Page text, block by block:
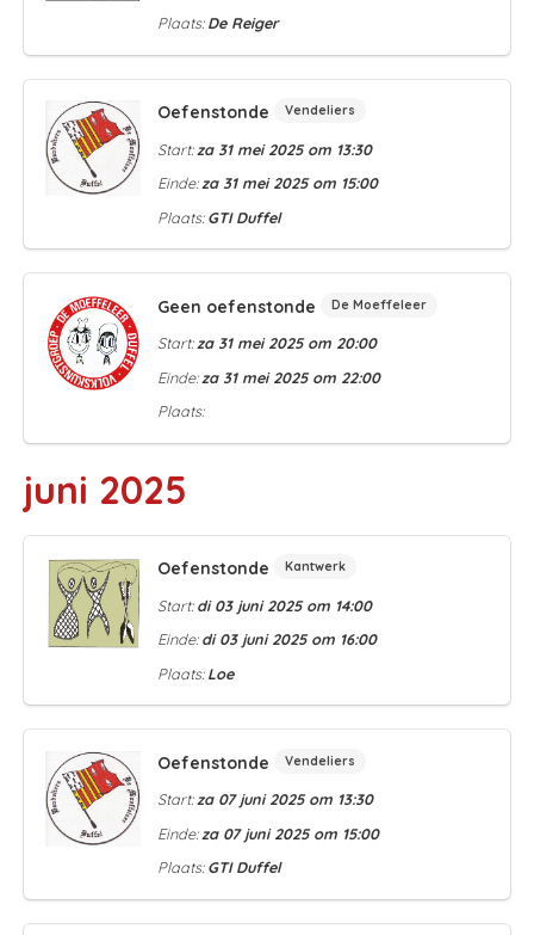
Plaats:De Reiger
Oefenstonde Vendeliers
Start:za 31 mei 2025 om 13:30
Einde:za 31 mei 2025 om 15:00
Plaats:GTI Duffel
Geen oefenstonde De Moeffeleer
Start:za 31 mei 2025 om 20:00
Einde:za 31 mei 2025 om 22:00
Plaats:
juni 2025
Oefenstonde Kantwerk
Start:di 03 juni 2025 om 14:00
Einde:di 03 juni 2025 om 16:00
Plaats:Loe
Oefenstonde Vendeliers
Start:za 07 juni 2025 om 13:30
Einde:za 07 juni 2025 om 15:00
Plaats:GTI Duffel